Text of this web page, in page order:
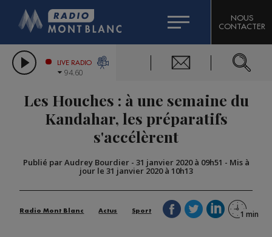
LES CHRONIQUES DE L'EXPERT
CITIZEN MACHINERY
GRAND MASSIF DOMAINES SKIABLES
BIGARD
COMPAGNIE DU MONT-BLANC
NOUS
CONTACTER
LIVE RADIO
94.60
Les Houches : à une semaine du
Kandahar, les préparatifs
s'accélèrent
Publié par Audrey Bourdier- 31 janvier 2020 à 09h51 - Mis à
jour le 31 janvier 2020 à 10h13
Radio Mont Blanc Actus Sport